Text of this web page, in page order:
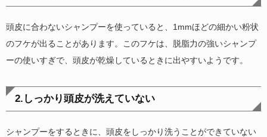
頭皮に合わないシャンプーを使っていると、1mmほどの細かい粉状
のフケが出ることがあります。このフケは、脱脂力の強いシャンプ
ーの使いすぎで、頭皮が乾燥しているときに出やすいようです。
2.しっかり頭皮が洗えていない
シャンプーをするときに、頭皮をしっかり洗うことができていない